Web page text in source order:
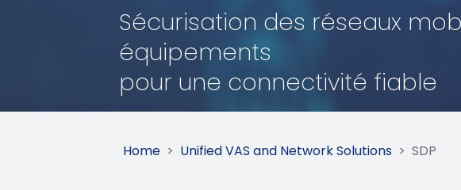
Sécurisation des réseaux
équipements
pour une connectivité fiable
Home > Unified VAS and Network Solutions > SDP